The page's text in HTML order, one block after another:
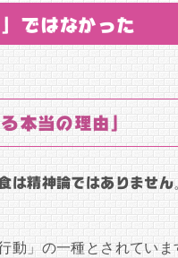
ではなかった
本当の理由」
は精神論ではありません
動」の一種とされていま